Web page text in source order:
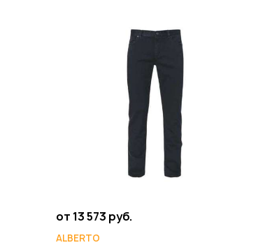
от 13 573 руб.
ALBERTO